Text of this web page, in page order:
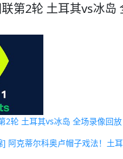
第2轮 土耳其vs冰岛
2轮 土耳其vs冰岛 全场录像回放
] 阿克蒂尔科奥卢帽子戏法！土